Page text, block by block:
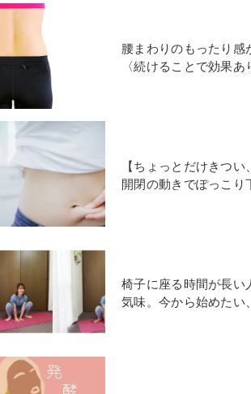
腰まわりのもったり感
〈続けることで効果
【ちょっとだけきつ
開閉の動きでぽっこり
椅子に座る時間が長い
気味。今から始めたい